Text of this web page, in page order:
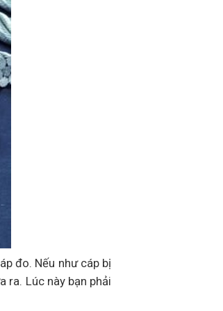
đo. Nếu như cáp bị
ra. Lúc này bạn phải